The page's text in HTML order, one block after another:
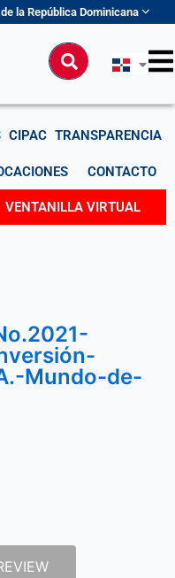
la República Dominicana
Buscar
CIPAC TRANSPARENCIA
CONTACTO
VENTANILLA VIRTUAL
Mundo-de-